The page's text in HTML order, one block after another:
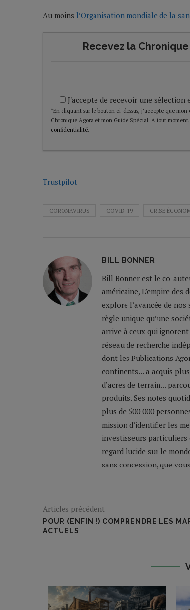
Au moins l’Organisation mondiale de la
Recevez la
J'accepte de recevoir une sélection
*En cliquant sur le bouton ci-dessus, j’accepte que
Chronique Agora et mon Guide Spécial. A tout
confidentialité.
Trustpilot
CORONAVIRUS COVID-19 CRISE
BILL BONNER
Bill Bonner est le co-
américaine, L’empire
explore l’avancée de
règle unique qu’une
arrive à ceux qui
réseau de recherche
dont les Publications
continents... a acquis
d’acres de terrain...
produits. Ses notes
plus de 500 000
mission d’identifier les
investisseurs particuliers
regard lucide sur le
sans concession, que
Articles précédent
POUR (ENFIN !) COMPRENDRE LES
ACTUELS